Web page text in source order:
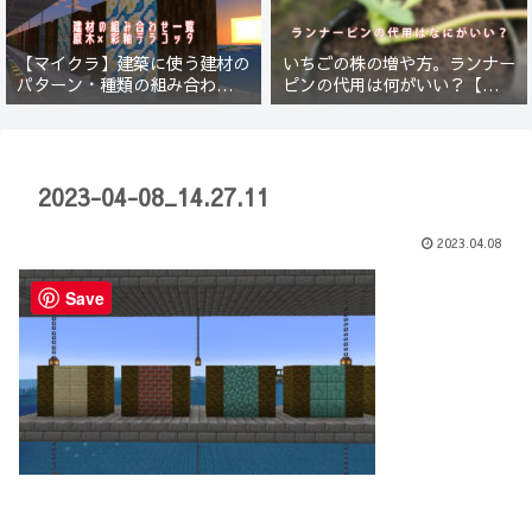
【マイクラ】建築に使う建材の
パターン・種類の組み合わせ一
覧！原木×彩釉テラコッタ編
いちごの株の増や方。ランナー
ピンの代用は何がいい？【５年
放置したイチゴは復活するの
2023-04-08_14.27.11
2023.04.08
Save